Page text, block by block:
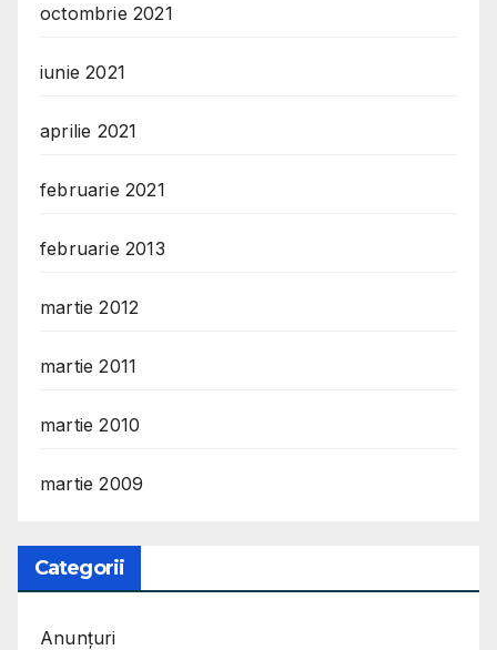
octombrie 2021
iunie 2021
aprilie 2021
februarie 2021
februarie 2013
martie 2012
martie 2011
martie 2010
martie 2009
Categorii
Anunțuri